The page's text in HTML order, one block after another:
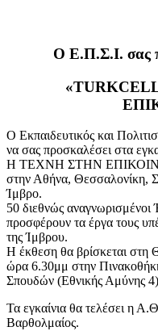
Ο Ε.Π.Σ.Ι. σας
Ο Εκπαιδευτικός και
να σας προσκαλέσει στα
Η ΤΕΧΝΗ ΣΤΗΝ
στην Αθήνα, Θεσσαλονίκη,
Ίμβρο.
50 διεθνώς αναγνωρισμένοι
προσφέρουν τα έργα τους
της Ίμβρου.
Η έκθεση θα βρίσκεται στη
ώρα 6.30μμ στην
Σπουδών (Εθνικής Αμύνης
Τα εγκαίνια θα τελέσει η
Βαρθολμαίος.